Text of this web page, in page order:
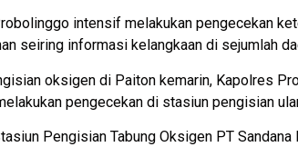
intensif melakukan pengecekan
seiring informasi kelangkaan di sejumlah
oksigen di Paiton kemarin, Kapolres
pengecekan di stasiun pengisian
Pengisian Tabung Oksigen PT